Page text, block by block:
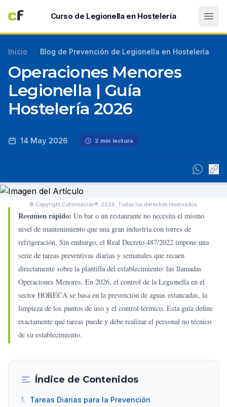
Curso de Legionella en Hostelería
Inicio / Blog de Prevención de Legionella en Hostelería
Operaciones Menores
Legionella | Guía
Hostelería 2026
14 May 2026 - 2 min lectura
© Copyright Coformación®, 2026. Todos los derechos reservados.
Resumen rápido: Un bar o un restaurante no necesita el mismo
nivel de mantenimiento que una gran industria con torres de
refrigeración. Sin embargo, el Real Decreto 487/2022 impone una
serie de tareas preventivas diarias y semanales que recaen
directamente sobre la plantilla del establecimiento: las llamadas
Operaciones Menores. En 2026, el control de la Legionella en el
sector HORECA se basa en la prevención de aguas estancadas, la
limpieza de los puntos de uso y el control térmico. Esta guía define
exactamente qué tareas puede y debe realizar el personal no técnico
de su establecimiento.
Índice de Contenidos
1. Tareas Diarias para la Prevención